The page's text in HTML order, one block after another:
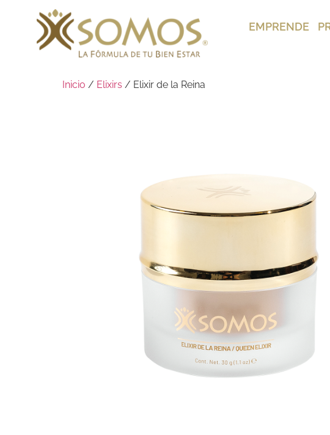
EMPRENDE
Inicio / Elixirs / Elixir de la Reina